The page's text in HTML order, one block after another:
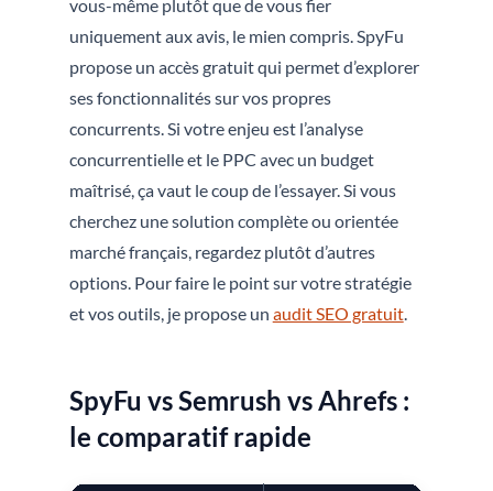
vous-même plutôt que de vous fier
uniquement aux avis, le mien compris. SpyFu
propose un accès gratuit qui permet d’explorer
ses fonctionnalités sur vos propres
concurrents. Si votre enjeu est l’analyse
concurrentielle et le PPC avec un budget
maîtrisé, ça vaut le coup de l’essayer. Si vous
cherchez une solution complète ou orientée
marché français, regardez plutôt d’autres
options. Pour faire le point sur votre stratégie
et vos outils, je propose un audit SEO gratuit.
SpyFu vs Semrush vs Ahrefs :
le comparatif rapide